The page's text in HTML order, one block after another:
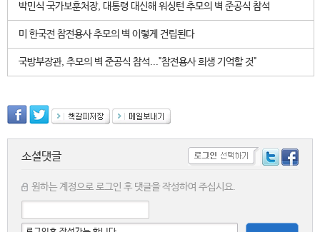
박민식 국가보훈처장, 대통령 대신해 워싱턴 추모의 벽 준공식 참석
미 한국전 참전용사 추모의 벽 이렇게 건립된다
국방부장관, 추모의 벽 준공식 참석..."참전용사 희생 기억할 것"
소셜댓글
원하는 계정으로 로그인 후 댓글을 작성하여 주십시요.